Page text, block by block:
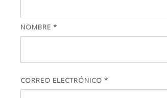
NOMBRE *
CORREO ELECTRÓNICO *